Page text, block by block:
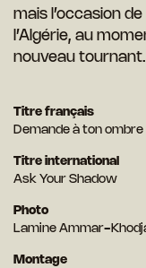
mais l’occasion
l’Algérie, au
nouveau tournant.
Titre français
Demande à ton ombre
Titre international
Ask Your Shadow
Photo
Lamine Ammar-
Montage